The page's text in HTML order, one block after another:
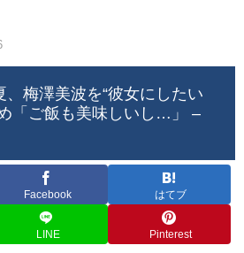
、梅澤美波を“彼女にしたい
「ご飯も美味しいし…」 –
Facebook はてブ
LINE Pinterest